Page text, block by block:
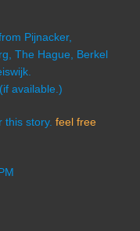
Pijnacker,
The Hague, Berkel
available.)
this story. feel free